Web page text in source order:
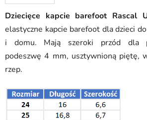
Dziecięce kapcie barefoot Rascal
elastyczne kapcie barefoot dla dzieci
i domu. Mają szeroki przód dla
podeszwę 4 mm, usztywnioną piętę,
rzep.